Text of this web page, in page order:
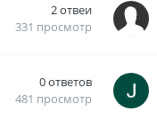
2отвеи
331 просмотр
0ответов
481 просмотр